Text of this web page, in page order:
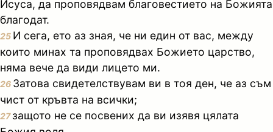
Исуса, да проповядвам благовестието на Божията
благодат.
25 И сега, ето аз зная, че ни един от вас, между
които минах та проповядвах Божието царство,
няма вече да види лицето ми.
26 Затова свидетелствувам ви в тоя ден, че аз съм
чист от кръвта на всички;
27защото не се посвених да ви изявя цялата